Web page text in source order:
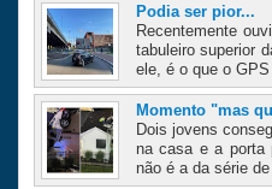
Podia ser pior...
Recentemente
tabuleiro superior
ele, é o que o
Momento "mas
Dois jovens
na casa e a porta
não é a da série